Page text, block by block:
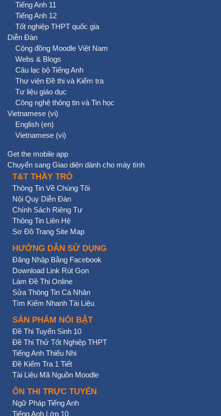
Tiếng Anh 11
Tiếng Anh 12
Tốt nghiệp THPT quốc gia
Diễn Đàn
Cộng đồng Moodle Việt Nam
Webs & Blogs
Câu lạc bộ Tiếng Anh
Thư viện Đề thi và Kiểm tra
Tư liệu giáo dục
Công nghệ thông tin và Tin học
Vietnamese ‎(vi)‎
English ‎(en)‎
Vietnamese ‎(vi)‎
Get the mobile app
Chuyển sang Giao diện dành cho máy tính
T&T THẦY TRÒ
Thông Tin Về Chúng Tôi
Nội Quy Diễn Đàn
Chính Sách Riêng Tư
Thông Tin Liên Hệ
Sơ Đồ Trang Site Map
HƯỚNG DẪN SỬ DỤNG
Đăng Nhập Bằng Facebook
Download Link Rút Gọn
Làm Đề Thi Online
Sửa Thông Tin Cá Nhân
Tìm Kiếm Nhanh Tài Liệu
SẢN PHẨM NỔI BẬT
Đề Thi Tuyển Sinh 10
Đề Thi Thử Tốt Nghiệp THPT
Tiếng Anh Thiếu Nhi
Đề Kiểm Tra 1 Tiết
Tài Liệu Mã Nguồn Moodle
ÔN THI TRỰC TUYẾN
Ngữ Pháp Tiếng Anh
Tiếng Anh Lớp 10